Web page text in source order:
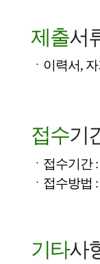
제출서
ㆍ이력서,
접수기
ㆍ접수기간 :
ㆍ접수방법
기타사